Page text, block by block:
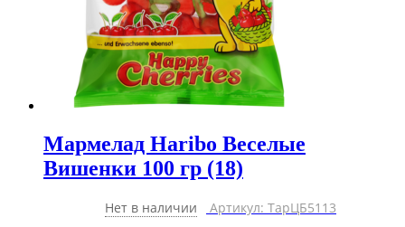
Мармелад Haribo Веселые
Вишенки 100 гр (18)
Нет в наличии Артикул: ТарЦБ5113